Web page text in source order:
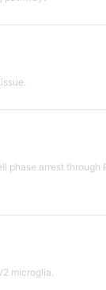
arrest through
microglia.